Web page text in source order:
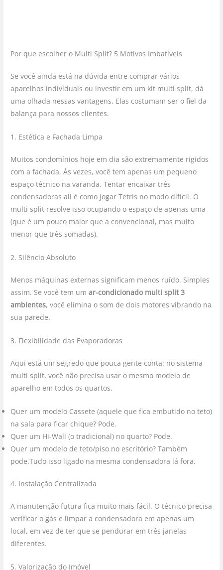
Por que escolher o Multi Split? 5 Motivos Imbatíveis
Se você ainda está na dúvida entre comprar vários
aparelhos individuais ou investir em um kit multi split, dá
uma olhada nessas vantagens. Elas costumam ser o fiel da
balança para nossos clientes.
1. Estética e Fachada Limpa
Muitos condomínios hoje em dia são extremamente rígidos
com a fachada. Às vezes, você tem apenas um pequeno
espaço técnico na varanda. Tentar encaixar três
condensadoras ali é como jogar Tetris no modo difícil. O
multi split resolve isso ocupando o espaço de apenas uma
(que é um pouco maior que a convencional, mas muito
menor que três somadas).
2. Silêncio Absoluto
Menos máquinas externas significam menos ruído. Simples
assim. Se você tem umar-condicionado multi split 3
ambientes, você elimina o som de dois motores vibrando na
sua parede.
3. Flexibilidade das Evaporadoras
Aqui está um segredo que pouca gente conta: no sistema
multi split, você não precisa usar o mesmo modelo de
aparelho em todos os quartos.
Quer um modelo Cassete (aquele que fica embutido no teto)
na sala para ficar chique? Pode.
Quer um Hi-Wall (o tradicional) no quarto? Pode.
Quer um modelo de teto/piso no escritório? Também
pode.Tudo isso ligado na mesma condensadora lá fora.
4. Instalação Centralizada
A manutenção futura fica muito mais fácil. O técnico precisa
verificar o gás e limpar a condensadora em apenas um
local, em vez de ter que se pendurar em três janelas
diferentes.
5. Valorização do Imóvel